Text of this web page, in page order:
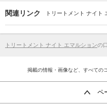
関連リンク トリートメント ナイト
トリートメント ナイト エマルションの
掲載の情報・画像など、すべての
ペ